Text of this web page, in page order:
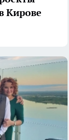
Кирове